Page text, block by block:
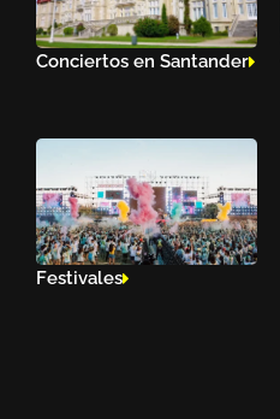
Conciertos en Santander
Festivales